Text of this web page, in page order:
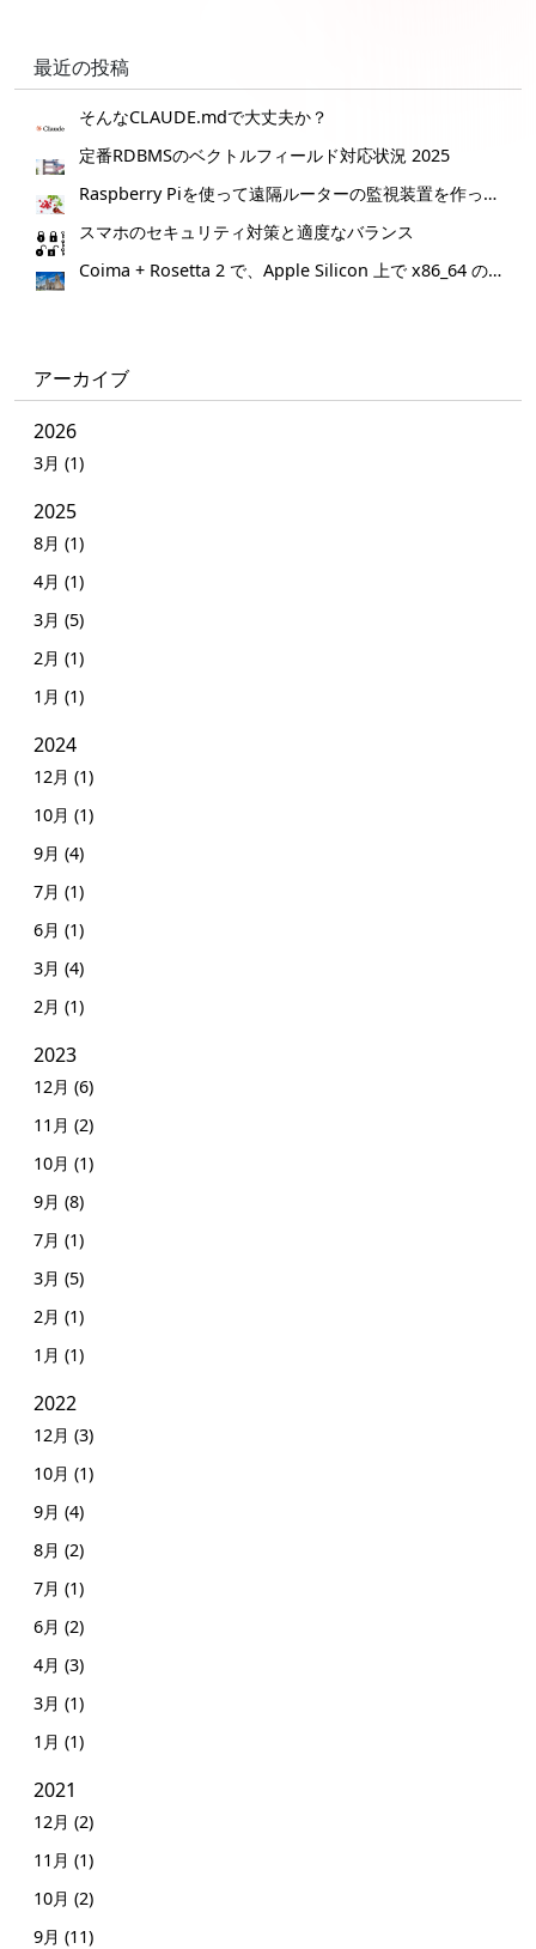
最近の投稿
そんなCLAUDE.mdで大丈夫か？
定番RDBMSのベクトルフィールド対応状況 2025
Raspberry Piを使って遠隔ルーターの監視装置を作ってみた。
スマホのセキュリティ対策と適度なバランス
Coima + Rosetta 2 で、Apple Silicon 上で x86_64 の Docker イメージをビルドする (Docker desktop やめる)
アーカイブ
2026
3月 (1)
2025
8月 (1)
4月 (1)
3月 (5)
2月 (1)
1月 (1)
2024
12月 (1)
10月 (1)
9月 (4)
7月 (1)
6月 (1)
3月 (4)
2月 (1)
2023
12月 (6)
11月 (2)
10月 (1)
9月 (8)
7月 (1)
3月 (5)
2月 (1)
1月 (1)
2022
12月 (3)
10月 (1)
9月 (4)
8月 (2)
7月 (1)
6月 (2)
4月 (3)
3月 (1)
1月 (1)
2021
12月 (2)
11月 (1)
10月 (2)
9月 (11)